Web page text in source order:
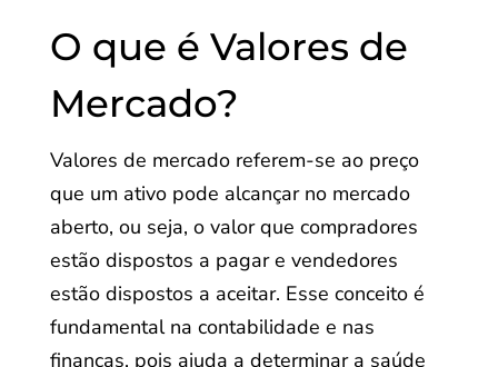
O que é Valores de
Mercado?
Valores de mercado referem-se ao preço
que um ativo pode alcançar no mercado
aberto, ou seja, o valor que compradores
estão dispostos a pagar e vendedores
estão dispostos a aceitar. Esse conceito é
fundamental na contabilidade e nas
finanças, pois ajuda a determinar a saúde